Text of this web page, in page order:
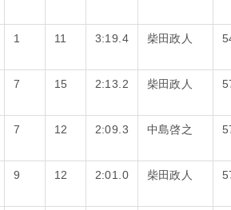
1 11 3:19.4 柴田政人
7 15 2:13.2 柴田政人
7 12 2:09.3 中島啓之
9 12 2:01.0 柴田政人